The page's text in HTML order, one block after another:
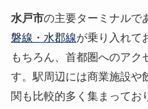
水戸市の主要ターミナルで
磐線・水郡線が乗り入れて
もちろん、首都圏へのアク
す。駅周辺には商業施設や
関も比較的多く集まってお